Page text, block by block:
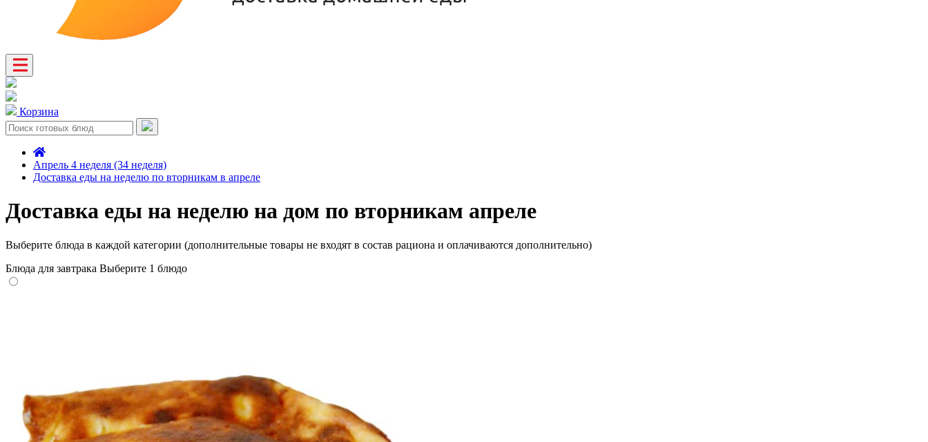
Корзина
Апрель 4 неделя (34 неделя)
Доставка еды на неделю по вторникам в апреле
Доставка еды на неделю на дом по вторникам апреле
Выберите блюда в каждой категории (дополнительные товары не входят в состав рациона и оплачиваются дополнительно)
Блюда для завтрака Выберите 1 блюдо